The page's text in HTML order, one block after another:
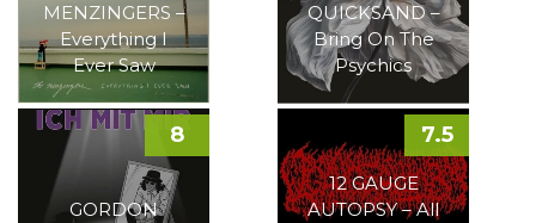
MENZINGERS –
Everything I
Ever Saw
QUICKSAND –
Bring On The
Psychics
GORDON
8
12 GAUGE
AUTOPSY – All
7.5